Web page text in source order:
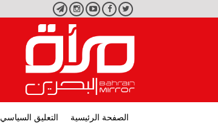
تويتر فيسبوكيوتيوبانستجرامتليجرام
الصفحة الرئيسية التعليق السياسي